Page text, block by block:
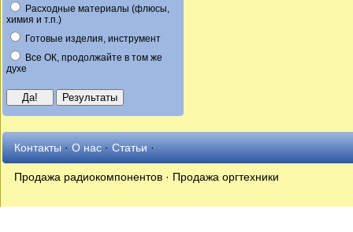
Расходные материалы (флюсы,
химия и т.п.)
Готовые изделия, инструмент
Все ОК, продолжайте в том же
духе
Контакты·О нас·Статьи·
Продажа радиокомпонентов · Продажа оргтехники